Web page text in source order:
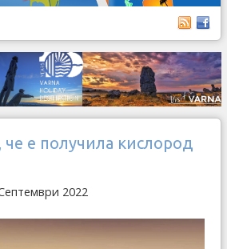
е получила кислород
2022